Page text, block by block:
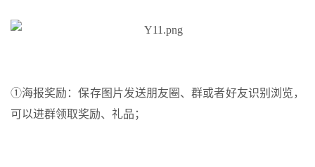
①海报奖励：保存图片发送朋友圈、群或者好友识别浏览，
可以进群领取奖励、礼品；